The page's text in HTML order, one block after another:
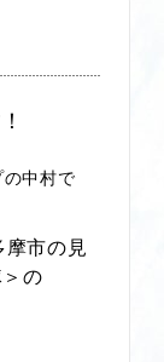
中村で
摩市の見
の